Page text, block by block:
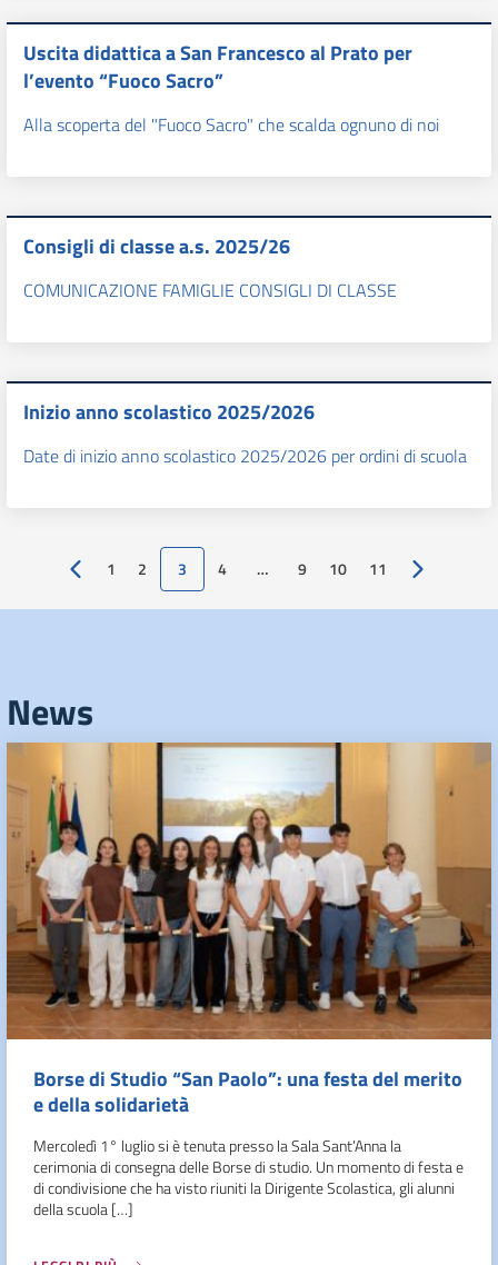
Uscita didattica a San Francesco al Prato per
l’evento “Fuoco Sacro”
Alla scoperta del "Fuoco Sacro" che scalda ognuno di noi
Consigli di classe a.s. 2025/26
COMUNICAZIONE FAMIGLIE CONSIGLI DI CLASSE
Inizio anno scolastico 2025/2026
Date di inizio anno scolastico 2025/2026 per ordini di scuola
Pagina precedente
1 2 3 4 … 9 10 11 Pagina
News
Borse di Studio “San Paolo”: una festa del merito
e della solidarietà
Mercoledì 1° luglio si è tenuta presso la Sala Sant’Anna la
cerimonia di consegna delle Borse di studio. Un momento di festa e
di condivisione che ha visto riuniti la Dirigente Scolastica, gli alunni
della scuola […]